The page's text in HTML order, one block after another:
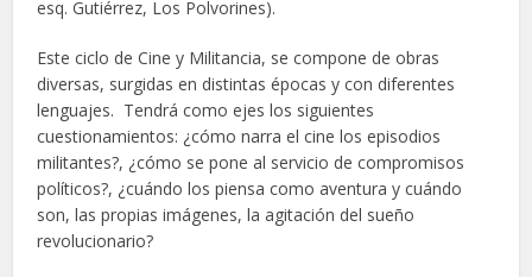
esq. Gutiérrez, Los Polvorines).
Este ciclo de Cine y Militancia, se compone de obras
diversas, surgidas en distintas épocas y con diferentes
lenguajes. Tendrá como ejes los siguientes
cuestionamientos: ¿cómo narra el cine los episodios
militantes?, ¿cómo se pone al servicio de compromisos
políticos?, ¿cuándo los piensa como aventura y cuándo
son, las propias imágenes, la agitación del sueño
revolucionario?